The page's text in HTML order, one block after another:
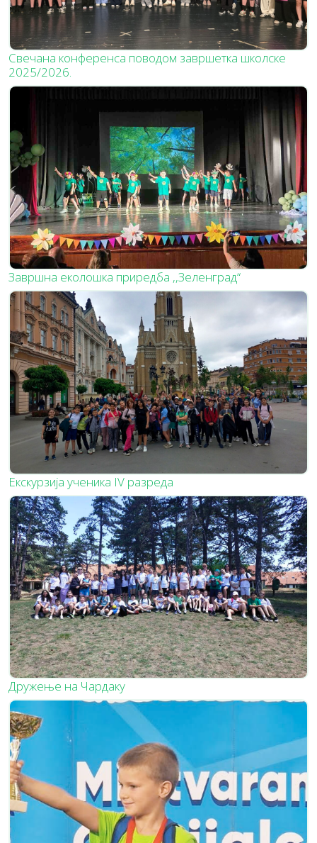
Свечана конференса поводом завршетка школске
2025/2026.
Завршна еколошка приредба ,,Зеленград“
Екскурзија ученика IV разреда
Дружење на Чардаку